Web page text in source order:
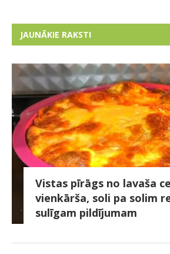
JAUNĀKIE RAKSTI
Vistas pīrāgs no lavaša
vienkārša, soli pa solim
sulīgam pildījumam